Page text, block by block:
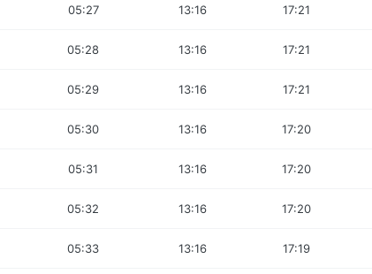
05:27 13:16 17:21
05:28 13:16 17:21
05:29 13:16 17:21
05:30 13:16 17:20
05:31 13:16 17:20
05:32 13:16 17:20
05:33 13:16 17:19